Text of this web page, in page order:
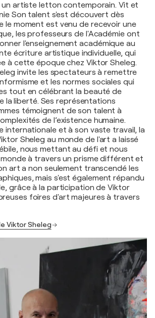
artiste letton contemporain. Vit et
Son talent s'est découvert dès
le moment est venu de recevoir une
les professeurs de l'Académie ont
l'enseignement académique au
écriture artistique individuelle, qui
à cette époque chez Viktor Sheleg.
invite les spectateurs à remettre
et les normes sociales qui
tout en célébrant la beauté de
la liberté. Ses représentations
témoignent de son talent à
de l’existence humaine.
internationale et à son vaste travail, la
Sheleg au monde de l'art a laissé
nous mettant au défi et nous
à travers un prisme différent et
art a non seulement transcendé les
mais s'est également répandu
grâce à la participation de Viktor
foires d'art majeures à travers
Viktor Sheleg